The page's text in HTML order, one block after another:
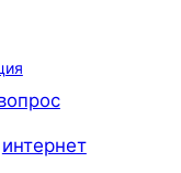
интернет